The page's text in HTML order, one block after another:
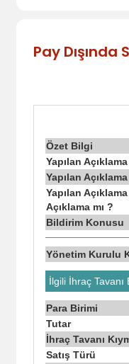
Pay
Özet Bilgi
Yapılan
Yapılan
Yapılan
Açıklama mı ?
Bildirim Konusu
Yönetim Kurulu
İlgili İhraç Tavanı
Para Birimi
Tutar
İhraç Tavanı
Satış Türü